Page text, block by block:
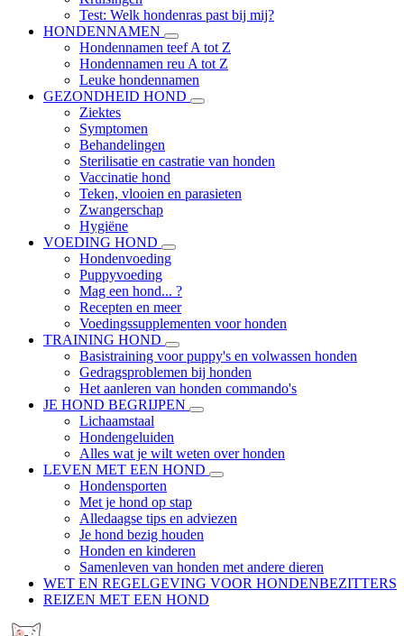
Test: Welk hondenras past bij mij?
HONDENNAMEN
Hondennamen teef A tot Z
Hondennamen reu A tot Z
Leuke hondennamen
GEZONDHEID HOND
Ziektes
Symptomen
Behandelingen
Sterilisatie en castratie van honden
Vaccinatie hond
Teken, vlooien en parasieten
Zwangerschap
Hygiëne
VOEDING HOND
Hondenvoeding
Puppyvoeding
Mag een hond... ?
Recepten en meer
Voedingssupplementen voor honden
TRAINING HOND
Basistraining voor puppy's en volwassen honden
Gedragsproblemen bij honden
Het aanleren van honden commando's
JE HOND BEGRIJPEN
Lichaamstaal
Hondengeluiden
Alles wat je wilt weten over honden
LEVEN MET EEN HOND
Hondensporten
Met je hond op stap
Alledaagse tips en adviezen
Je hond bezig houden
Honden en kinderen
Samenleven van honden met andere dieren
WET EN REGELGEVING VOOR HONDENBEZITTERS
REIZEN MET EEN HOND